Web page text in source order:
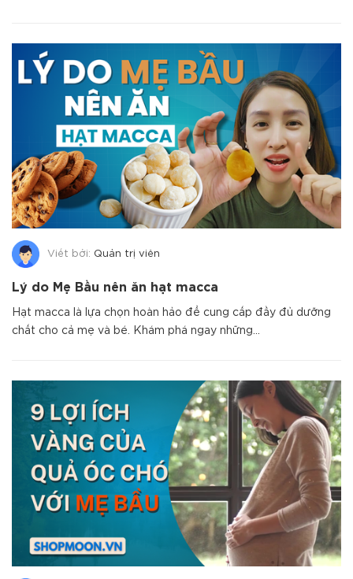
Viết bởi: Quản trị viên
Lý do Mẹ Bầu nên ăn hạt macca
Hạt macca là lựa chọn hoàn hảo để cung cấp đầy đủ dưỡng
chất cho cả mẹ và bé. Khám phá ngay những...